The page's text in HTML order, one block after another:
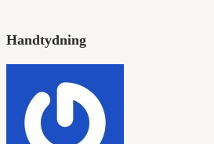
Handtydning